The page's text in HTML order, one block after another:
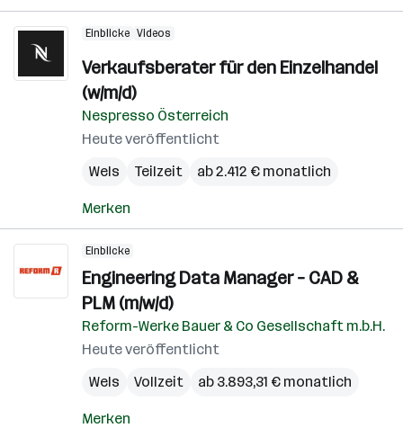
Einblicke Videos
Verkaufsberater für den Einzelhandel
(w/m/d)
Nespresso Österreich
Heute veröffentlicht
Wels
Teilzeit ab 2.412 € monatlich
Merken
Einblicke
Engineering Data Manager – CAD &
PLM (m/w/d)
Reform-Werke Bauer & Co Gesellschaft m.b.H.
Heute veröffentlicht
Wels
Vollzeit ab 3.893,31 € monatlich
Merken